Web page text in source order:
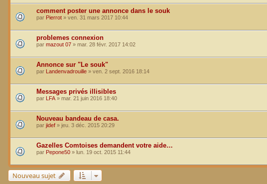
comment poster une annonce dans le souk
par Pierrot » ven. 31 mars 2017 10:44
problemes connexion
par mazout 07 » mar. 28 févr. 2017 14:02
Annonce sur "Le souk"
par Landenvadrouille » ven. 2 sept. 2016 18:14
Messages privés illisibles
par LFA » mar. 21 juin 2016 18:40
Nouveau bandeau de casa.
par jidef » jeu. 3 déc. 2015 20:29
Gazelles Comtoises demandent votre aide…
par Pepone50 » lun. 19 oct. 2015 11:44
Nouveau sujet